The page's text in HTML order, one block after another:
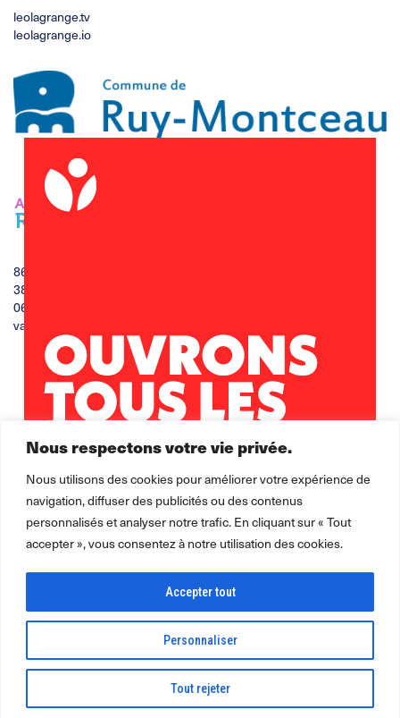
Nous respectons votre vie privée.
Nous utilisons des cookies pour améliorer votre expérience de
navigation, diffuser des publicités ou des contenus
personnalisés et analyser notre trafic. En cliquant sur « Tout
accepter », vous consentez à notre utilisation des cookies.
Personnaliser
Tout rejeter
Accepter tout
leolagrange.tv
leolagrange.io
86 impasse de la mairie
38300 Ruy-Montceau
06 70 61 36 60
vanessa.magnard@leolagrange.org
Léo Lagrange AnimationLéo Lagrange Petite enfance
collectivité.Mentions légales Politique de confidentialité Cookie